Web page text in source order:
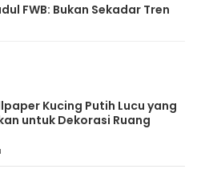
FWB: Bukan Sekadar Tren
Kucing Putih Lucu yang
untuk Dekorasi Ruang